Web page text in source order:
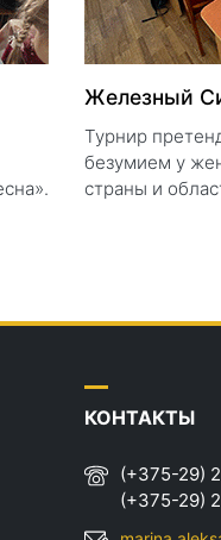
Железный
Турнир
безумием у
страны и
КОНТАКТЫ
(+375-29)
(+375-29)